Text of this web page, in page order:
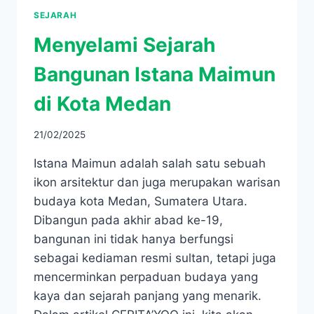
SEJARAH
Menyelami Sejarah
Bangunan Istana Maimun
di Kota Medan
21/02/2025
Istana Maimun adalah salah satu sebuah
ikon arsitektur dan juga merupakan warisan
budaya kota Medan, Sumatera Utara.
Dibangun pada akhir abad ke-19,
bangunan ini tidak hanya berfungsi
sebagai kediaman resmi sultan, tetapi juga
mencerminkan perpaduan budaya yang
kaya dan sejarah panjang yang menarik.